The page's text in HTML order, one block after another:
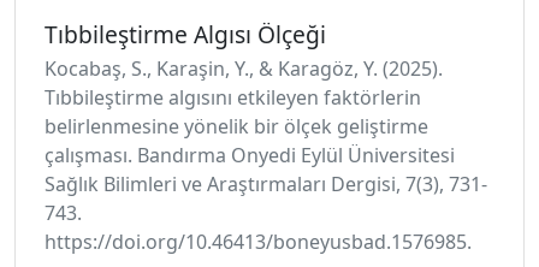
Tıbbileştirme Algısı Ölçeği
Kocabaş, S., Karaşin, Y., & Karagöz, Y. (2025).
Tıbbileştirme algısını etkileyen faktörlerin
belirlenmesine yönelik bir ölçek geliştirme
çalışması. Bandırma Onyedi Eylül Üniversitesi
Sağlık Bilimleri ve Araştırmaları Dergisi, 7(3), 731-
743.
https://doi.org/10.46413/boneyusbad.1576985.